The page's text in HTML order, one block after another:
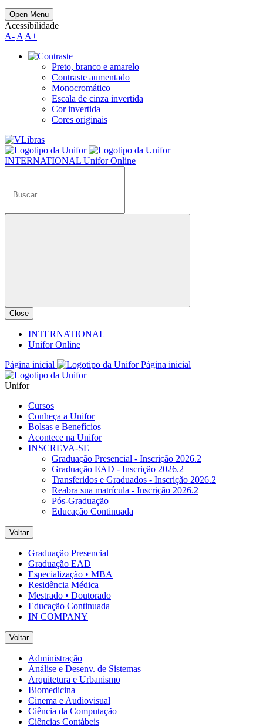
Open Menu
Acessibilidade
A- A A+
Preto, branco e amarelo
Contraste aumentado
Monocromático
Escala de cinza invertida
Cor invertida
Cores originais
INTERNATIONAL Unifor Online
Close
INTERNATIONAL
Unifor Online
Página inicial
Página inicial
Unifor
Cursos
Conheça a Unifor
Bolsas e Benefícios
Acontece na Unifor
INSCREVA-SE
Graduação Presencial - Inscrição 2026.2
Graduação EAD - Inscrição 2026.2
Transferidos e Graduados - Inscrição 2026.2
Reabra sua matrícula - Inscrição 2026.2
Pós-Graduação
Educação Continuada
Voltar
Graduação Presencial
Graduação EAD
Especialização • MBA
Residência Médica
Mestrado • Doutorado
Educação Continuada
IN COMPANY
Voltar
Administração
Análise e Desenv. de Sistemas
Arquitetura e Urbanismo
Biomedicina
Cinema e Audiovisual
Ciência da Computação
Ciências Contábeis